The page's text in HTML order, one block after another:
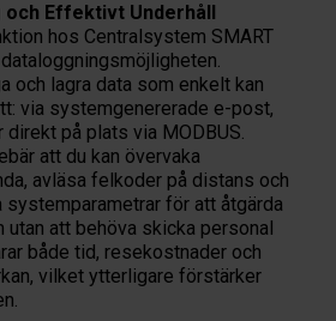
Effektivt Underhåll
hos Centralsystem SMART
och lagra data som enkelt kan
via systemgenererade e-post,
på plats via MODBUS.
att du kan övervaka
avläsa felkoder på distans och
för att åtgärda
utan att behöva skicka personal
både tid, resekostnader och
vilket ytterligare förstärker